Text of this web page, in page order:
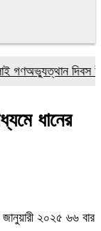
দিবস
ধানের
২০২৫ ৬৬ বার